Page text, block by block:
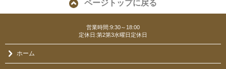
ページトップに戻る
営業時間:9:30～18:00
定休日:第2第3水曜日定休日
ホーム